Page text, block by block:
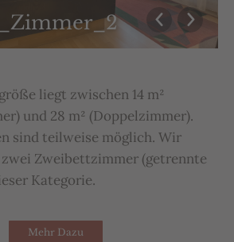
liegt zwischen 14 m²
und 28 m² (Doppelzimmer).
sind teilweise möglich. Wir
Zweibettzimmer (getrennte
Kategorie.
Mehr Dazu